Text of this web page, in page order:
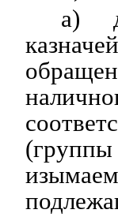
а)